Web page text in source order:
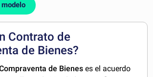
Contrato de
de Bienes?
de Bieneses el acuerdo